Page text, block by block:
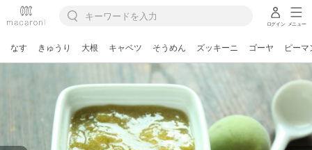
ログイン メニュー
なす きゅうり 大根 キャベツ そうめん ズッキーニ ゴーヤ ピーマ